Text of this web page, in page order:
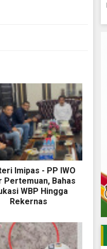
Imipas - PP IWO
Pertemuan, Bahas
WBP Hingga
Rekernas